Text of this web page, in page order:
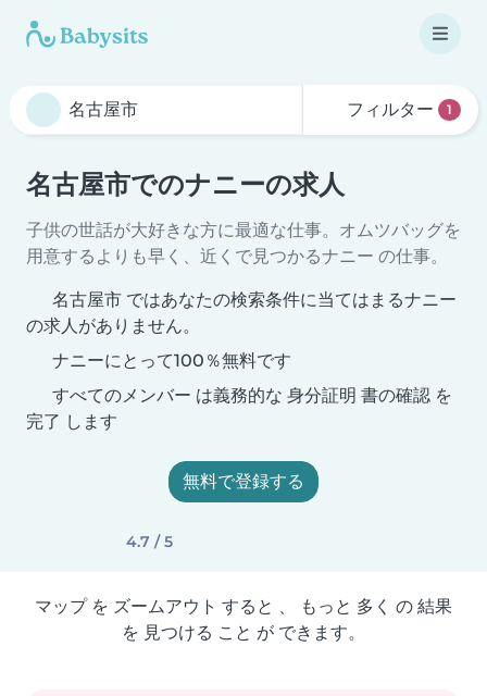
フィルター 1
名古屋市でのナニーの求人
子供の世話が大好きな方に最適な仕事。オムツバッグを
用意するよりも早く、近くで見つかるナニー の仕事。
名古屋市 ではあなたの検索条件に当てはまるナニー
の求人がありません。
ナニーにとって100％無料です
すべてのメンバー は義務的な 身分証明 書の確認 を
完了 します
無料で登録する
4.7 / 5
マップ を ズームアウト すると 、 もっと 多く の 結果
を 見つける こと が できます。